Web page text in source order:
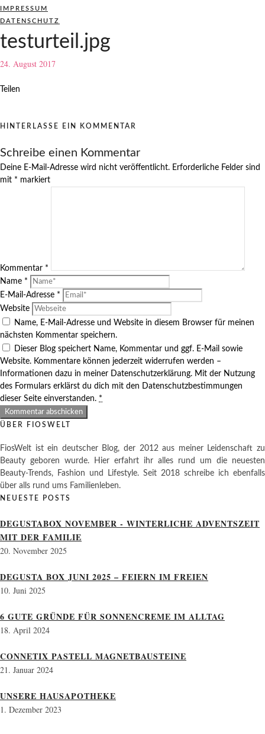
IMPRESSUM
DATENSCHUTZ
testurteil.jpg
24. August 2017
Teilen
HINTERLASSE EIN KOMMENTAR
Schreibe einen Kommentar
Deine E-Mail-Adresse wird nicht veröffentlicht. Erforderliche Felder sind
mit * markiert
Kommentar *
Name *
E-Mail-Adresse *
Website
Name, E-Mail-Adresse und Website in diesem Browser für meinen
nächsten Kommentar speichern.
Dieser Blog speichert Name, Kommentar und ggf. E-Mail sowie
Website. Kommentare können jederzeit widerrufen werden –
Informationen dazu in meiner Datenschutzerklärung. Mit der Nutzung
des Formulars erklärst du dich mit den Datenschutzbestimmungen
dieser Seite einverstanden. *
ÜBER FIOSWELT
FiosWelt ist ein deutscher Blog, der 2012 aus meiner Leidenschaft zu
Beauty geboren wurde. Hier erfahrt ihr alles rund um die neuesten
Beauty-Trends, Fashion und Lifestyle. Seit 2018 schreibe ich ebenfalls
über alls rund ums Familienleben.
NEUESTE POSTS
DEGUSTABOX NOVEMBER - WINTERLICHE ADVENTSZEIT
MIT DER FAMILIE
20. November 2025
DEGUSTA BOX JUNI 2025 – FEIERN IM FREIEN
10. Juni 2025
6 GUTE GRÜNDE FÜR SONNENCREME IM ALLTAG
18. April 2024
CONNETIX PASTELL MAGNETBAUSTEINE
21. Januar 2024
UNSERE HAUSAPOTHEKE
1. Dezember 2023